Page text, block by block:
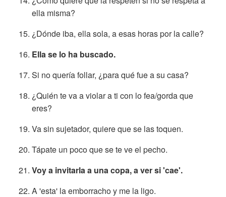
ella misma?
¿Dónde iba, ella sola, a esas horas por la calle?
Ella se lo ha buscado.
Si no quería follar, ¿para qué fue a su casa?
¿Quién te va a violar a ti con lo fea/gorda que
eres?
Va sin sujetador, quiere que se las toquen.
Tápate un poco que se te ve el pecho.
Voy a invitarla a una copa, a ver si 'cae'.
A 'esta' la emborracho y me la ligo.